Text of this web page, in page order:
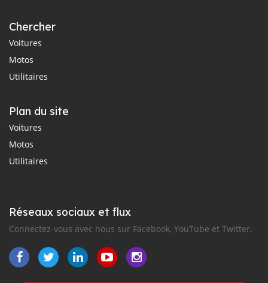
Chercher
Voitures
Motos
Utilitaires
Plan du site
Voitures
Motos
Utilitaires
Réseaux sociaux et flux
Connectez-vous avec nous sur Facebook, YouTube et Twitter.